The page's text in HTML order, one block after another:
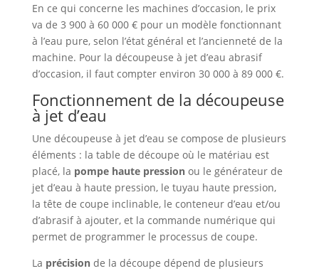
En ce qui concerne les machines d’occasion, le prix
va de 3 900 à 60 000 € pour un modèle fonctionnant
à l’eau pure, selon l’état général et l’ancienneté de la
machine. Pour la découpeuse à jet d’eau abrasif
d’occasion, il faut compter environ 30 000 à 89 000 €.
Fonctionnement de la découpeuse
à jet d’eau
Une découpeuse à jet d’eau se compose de plusieurs
éléments : la table de découpe où le matériau est
placé, la pompe haute pressionou le générateur de
jet d’eau à haute pression, le tuyau haute pression,
la tête de coupe inclinable, le conteneur d’eau et/ou
d’abrasif à ajouter, et la commande numérique qui
permet de programmer le processus de coupe.
La précisionde la découpe dépend de plusieurs